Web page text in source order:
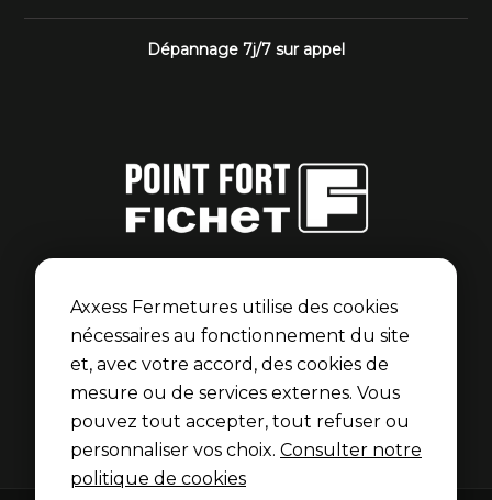
Dépannage 7j/7 sur appel
Axxess Fermetures est membre du réseau Point Fort
Fichet pour les portes blindées et serrures Fichet.
Découvrir l’univers Fichet
Axxess Fermetures utilise des cookies
nécessaires au fonctionnement du site
et, avec votre accord, des cookies de
mesure ou de services externes. Vous
pouvez tout accepter, tout refuser ou
personnaliser vos choix. Consulter notre
politique de cookies